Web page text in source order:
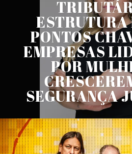
ESTRUTURA
PONTOS
EMPRESAS
POR
SEGURANÇA